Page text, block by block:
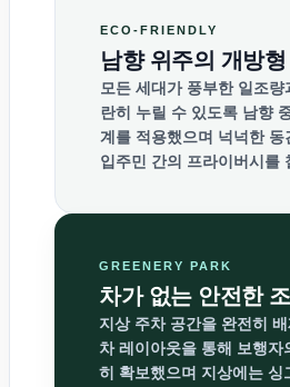
ECO-FRIENDLY
남향 위주의 개방형
모든 세대가 풍부한 일조
란히 누릴 수 있도록 남향
계를 적용했으며 넉넉한 동
입주민 간의 프라이버시를
GREENERY PARK
차가 없는 안전한
지상 주차 공간을 완전히
차 레이아웃을 통해 보행자
히 확보했으며 지상에는 싱